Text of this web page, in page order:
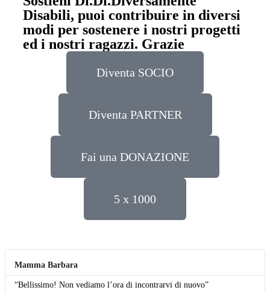
Disabili, puoi contribuire in diversi
modi per sostenere i nostri progetti
ed i nostri ragazzi. Grazie
Diventa SOCIO
Diventa PARTNER
Fai una DONAZIONE
5 x 1000
Mamma Barbara
“Bellissimo! Non vediamo l’ora di incontrarvi di nuovo”